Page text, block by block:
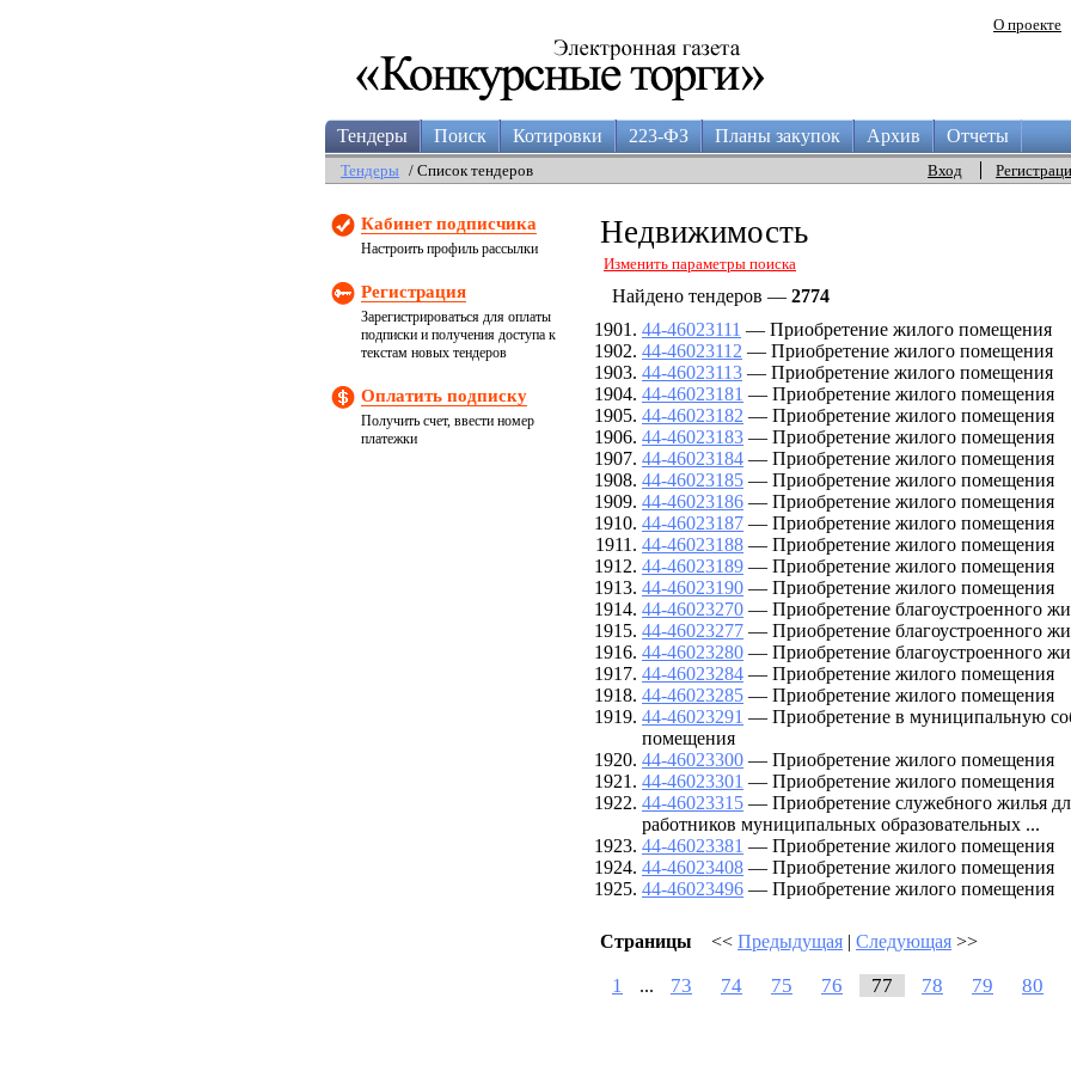
О проекте
Тендеры Поиск Котировки 223-ФЗ Планы закупок Архив Отчеты
Вход
Тендеры / Список тендеров
Кабинет подписчика
Настроить профиль рассылки
Регистрация
Зарегистрироваться для оплаты
подписки и получения доступа к
текстам новых тендеров
Оплатить подписку
Получить счет, ввести номер
платежки
Недвижимость
Изменить параметры поиска
Найдено тендеров — 2774
44-46023111 — Приобретение жилого помещения
44-46023112 — Приобретение жилого помещения
44-46023113 — Приобретение жилого помещения
44-46023181 — Приобретение жилого помещения
44-46023182 — Приобретение жилого помещения
44-46023183 — Приобретение жилого помещения
44-46023184 — Приобретение жилого помещения
44-46023185 — Приобретение жилого помещения
44-46023186 — Приобретение жилого помещения
44-46023187 — Приобретение жилого помещения
44-46023188 — Приобретение жилого помещения
44-46023189 — Приобретение жилого помещения
44-46023190 — Приобретение жилого помещения
44-46023270 — Приобретение благоустроенного
44-46023277 — Приобретение благоустроенного
44-46023280 — Приобретение благоустроенного
44-46023284 — Приобретение жилого помещения
44-46023285 — Приобретение жилого помещения
44-46023291 — Приобретение в муниципальную
помещения
44-46023300 — Приобретение жилого помещения
44-46023301 — Приобретение жилого помещения
44-46023315 — Приобретение служебного жилья
работников муниципальных образовательных ...
44-46023381 — Приобретение жилого помещения
44-46023408 — Приобретение жилого помещения
44-46023496 — Приобретение жилого помещения
Страницы << Предыдущая | Следующая >>
1 ... 73 74 75 76 77 78 79 80